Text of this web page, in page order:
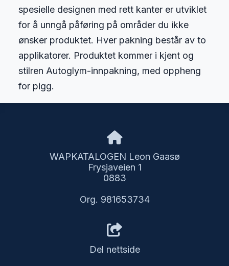
spesielle designen med rett kanter er utviklet
for å unngå påføring på områder du ikke
ønsker produktet. Hver pakning består av to
applikatorer. Produktet kommer i kjent og
stilren Autoglym-innpakning, med oppheng
for pigg.
WAPKATALOGEN Leon Gaasø
Frysjaveien 1
0883
Org. 981653734
Del nettside